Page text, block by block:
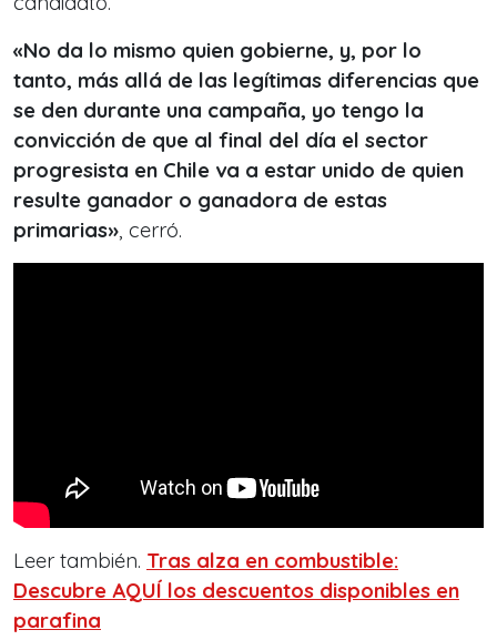
«No da lo mismo quien gobierne, y, por lo
tanto, más allá de las legítimas diferencias que
se den durante una campaña, yo tengo la
convicción de que al final del día el sector
progresista en Chile va a estar unido de quien
resulte ganador o ganadora de estas
primarias», cerró.
Leer también. Tras alza en combustible:
Descubre AQUÍ los descuentos disponibles en
parafina